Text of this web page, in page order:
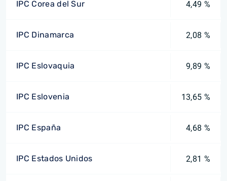
IPC Corea del Sur 4,49 %
IPC Dinamarca 2,08 %
IPC Eslovaquia 9,89 %
IPC Eslovenia 13,65 %
IPC España 4,68 %
IPC Estados Unidos 2,81 %